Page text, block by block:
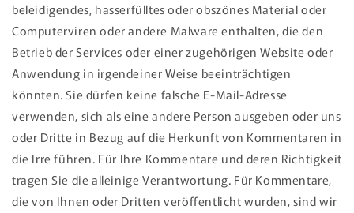
beleidigendes, hasserfülltes oder obszönes Material oder
Computerviren oder andere Malware enthalten, die den
Betrieb der Services oder einer zugehörigen Website oder
Anwendung in irgendeiner Weise beeinträchtigen
könnten. Sie dürfen keine falsche E-Mail-Adresse
verwenden, sich als eine andere Person ausgeben oder uns
oder Dritte in Bezug auf die Herkunft von Kommentaren in
die Irre führen. Für Ihre Kommentare und deren Richtigkeit
tragen Sie die alleinige Verantwortung. Für Kommentare,
die von Ihnen oder Dritten veröffentlicht wurden, sind wir